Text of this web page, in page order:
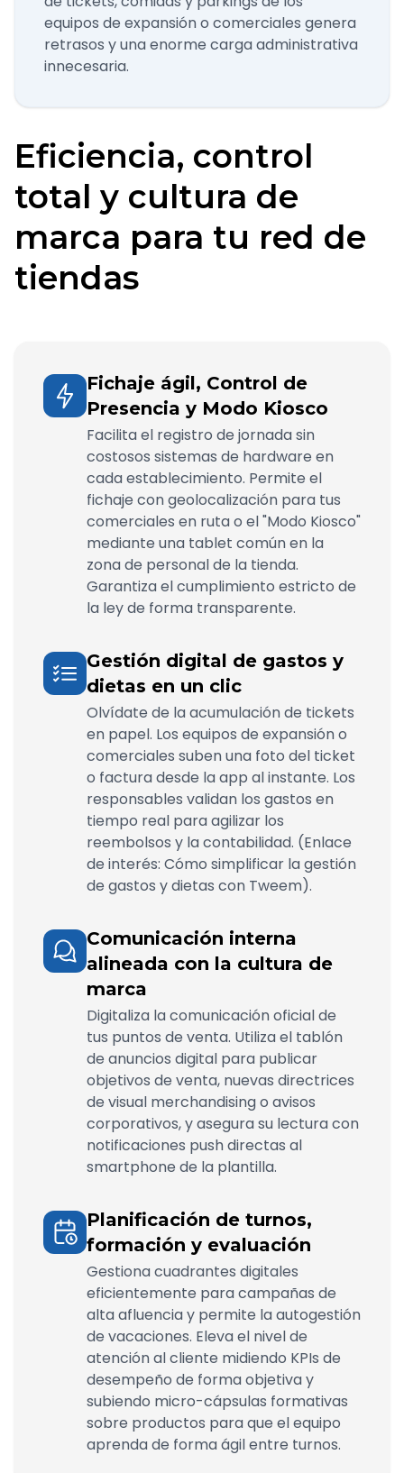
equipos de expansión o comerciales genera
retrasos y una enorme carga administrativa
innecesaria.
Eficiencia, control
total y cultura de
marca para tu red de
tiendas
Fichaje ágil, Control de
Presencia y Modo Kiosco
Facilita el registro de jornada sin
costosos sistemas de hardware en
cada establecimiento. Permite el
fichaje con geolocalización para tus
comerciales en ruta o el "Modo Kiosco"
mediante una tablet común en la
zona de personal de la tienda.
Garantiza el cumplimiento estricto de
la ley de forma transparente.
Gestión digital de gastos y
dietas en un clic
Olvídate de la acumulación de tickets
en papel. Los equipos de expansión o
comerciales suben una foto del ticket
o factura desde la app al instante. Los
responsables validan los gastos en
tiempo real para agilizar los
reembolsos y la contabilidad. (Enlace
de interés: Cómo simplificar la gestión
de gastos y dietas con Tweem).
Comunicación interna
alineada con la cultura de
marca
Digitaliza la comunicación oficial de
tus puntos de venta. Utiliza el tablón
de anuncios digital para publicar
objetivos de venta, nuevas directrices
de visual merchandising o avisos
corporativos, y asegura su lectura con
notificaciones push directas al
smartphone de la plantilla.
Planificación de turnos,
formación y evaluación
Gestiona cuadrantes digitales
eficientemente para campañas de
alta afluencia y permite la autogestión
de vacaciones. Eleva el nivel de
atención al cliente midiendo KPIs de
desempeño de forma objetiva y
subiendo micro-cápsulas formativas
sobre productos para que el equipo
aprenda de forma ágil entre turnos.